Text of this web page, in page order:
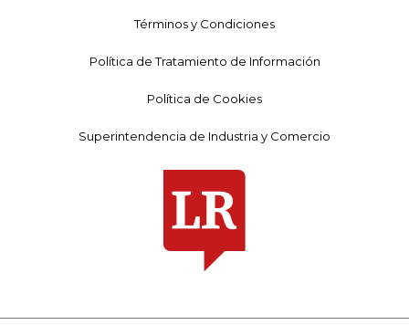
Términos y Condiciones
Política de Tratamiento de Información
Política de Cookies
Superintendencia de Industria y Comercio